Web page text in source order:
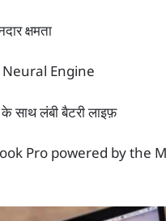
क्षमता
Engine
साथ लंबी बैटरी लाइफ़
Pro powered by the